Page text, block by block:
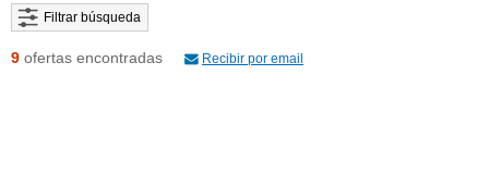
Filtrar búsqueda
9 ofertas encontradas Recibir por email